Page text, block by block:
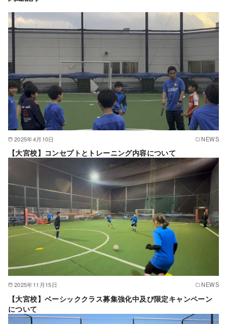
2025年4月10日 NEWS
【大宮校】コンセプトとトレーニング内容について
2025年11月15日 NEWS
【大宮校】ベーシッククラス募集強化中及び限定キャンペーン
について